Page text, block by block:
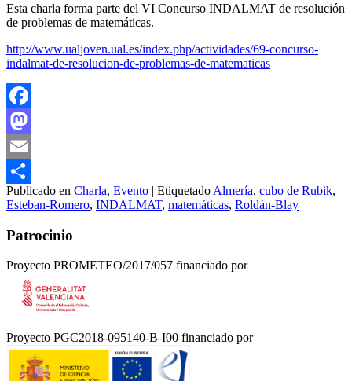
Esta charla forma parte del VI Concurso INDALMAT de resolución
de problemas de matemáticas.
http://www.ualjoven.ual.es/index.php/actividades/69-concurso-
indalmat-de-resolucion-de-problemas-de-matematicas
Facebook
Mastodon
Email
Compartir
Publicado en Charla, Evento | Etiquetado Almería, cubo de Rubik,
Esteban-Romero, INDALMAT, matemáticas, Roldán-Blay
Patrocinio
Proyecto PROMETEO/2017/057 financiado por
Proyecto PGC2018-095140-B-I00 financiado por